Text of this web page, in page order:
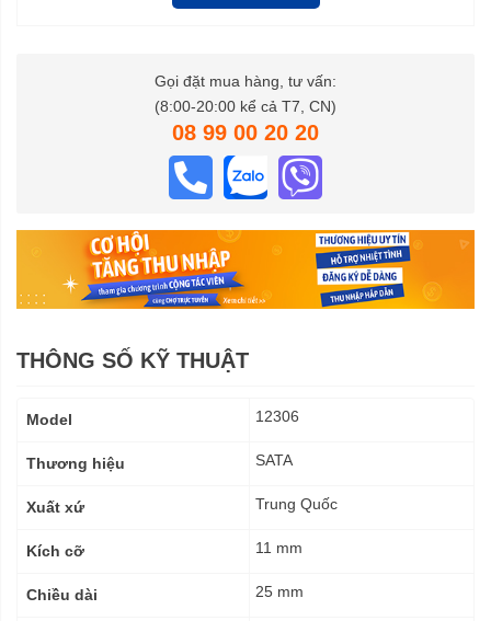
Gọi đặt mua hàng, tư vấn:
(8:00-20:00 kể cả T7, CN)
08 99 00 20 20
THÔNG SỐ KỸ THUẬT
kỹ
Model 12306
Thương hiệu SATA
Xuất xứ Trung Quốc
Kích cỡ 11 mm
Chiều dài 25 mm